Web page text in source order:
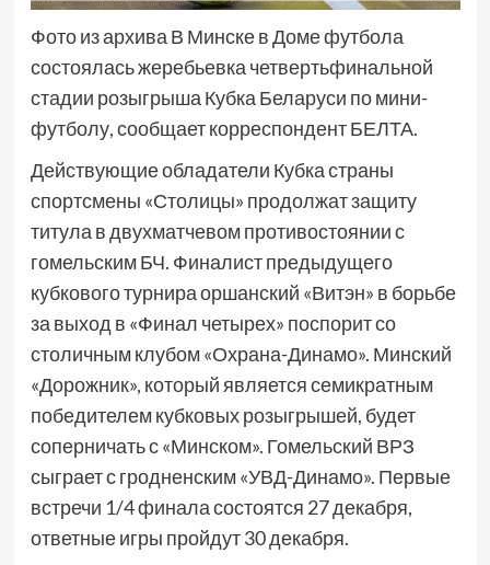
Фото из архива В Минске в Доме футбола
состоялась жеребьевка четвертьфинальной
стадии розыгрыша Кубка Беларуси по мини-
футболу, сообщает корреспондент БЕЛТА.
Действующие обладатели Кубка страны
спортсмены «Столицы» продолжат защиту
титула в двухматчевом противостоянии с
гомельским БЧ. Финалист предыдущего
кубкового турнира оршанский «Витэн» в борьбе
за выход в «Финал четырех» поспорит со
столичным клубом «Охрана-Динамо». Минский
«Дорожник», который является семикратным
победителем кубковых розыгрышей, будет
соперничать с «Минском». Гомельский ВРЗ
сыграет с гродненским «УВД-Динамо». Первые
встречи 1/4 финала состоятся 27 декабря,
ответные игры пройдут 30 декабря.